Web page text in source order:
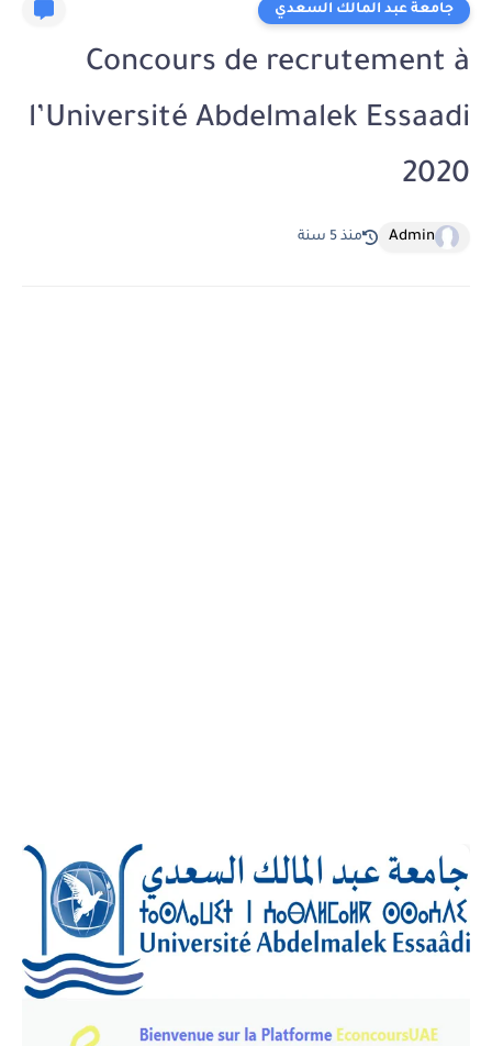
جامعة عبد المالك السعدي
Concours de recrutement à
l’Université Abdelmalek Essaadi
2020
Admin منذ 5 سنة